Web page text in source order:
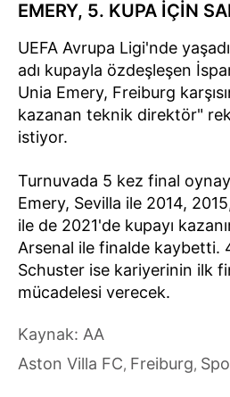
EMERY, 5. KUPA İÇİN
UEFA Avrupa Ligi'nde
adı kupayla özdeşleşen
Unia Emery, Freiburg
kazanan teknik direktör"
istiyor.
Turnuvada 5 kez final
Emery, Sevilla ile 2014,
ile de 2021'de kupayı
Arsenal ile finalde kaybetti.
Schuster ise kariyerinin ilk
mücadelesi verecek.
Kaynak: AA
Aston Villa FC, Freiburg,